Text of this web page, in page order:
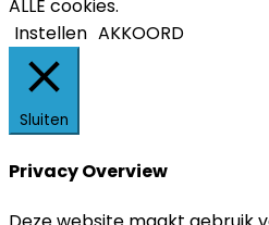
ALLE cookies.
Instellen AKKOORD
Sluiten
Privacy Overview